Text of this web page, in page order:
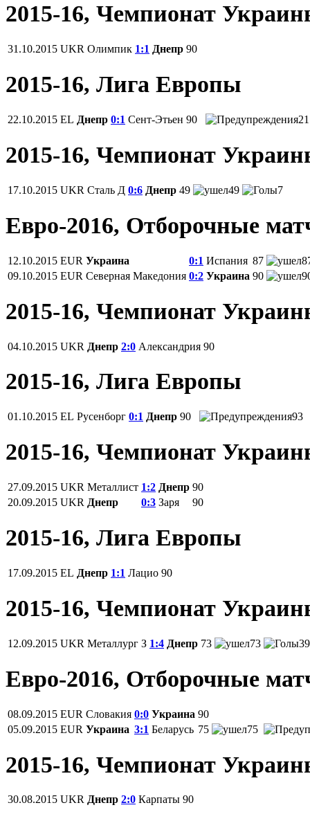
2015-16, Чемпионат
31.10.2015 UKR Олимпик 1:1 Днепр 90
2015-16, Лига Европы
22.10.2015 EL Днепр 0:1 Сент-Этьен 90 21
2015-16, Чемпионат
17.10.2015 UKR Сталь Д 0:6 Днепр 49 49 7
Евро-2016, Отборочные
12.10.2015 EUR Украина 0:1 Испания 87
09.10.2015 EUR Северная Македония 0:2 Украина 90
2015-16, Чемпионат
04.10.2015 UKR Днепр 2:0 Александрия 90
2015-16, Лига Европы
01.10.2015 EL Русенборг 0:1 Днепр 90 93
2015-16, Чемпионат
27.09.2015 UKR Металлист 1:2 Днепр 90
20.09.2015 UKR Днепр 0:3 Заря 90
2015-16, Лига Европы
17.09.2015 EL Днепр 1:1 Лацио 90
2015-16, Чемпионат
12.09.2015 UKR Металлург З 1:4 Днепр 73 73 39
Евро-2016, Отборочные
08.09.2015 EUR Словакия 0:0 Украина 90
05.09.2015 EUR Украина 3:1 Беларусь 75 75
2015-16, Чемпионат
30.08.2015 UKR Днепр 2:0 Карпаты 90